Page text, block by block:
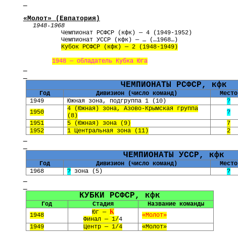
«Молот» ( Евпатория )
1948-1968
Чемпионат РСФСР (кфк) — 4 (1949-1952)
ЧемпионатУССР (кфк) — … (…1968…)
Кубок РСФСР (кфк) — 2 (1948-1949)
1948 — обладатель Кубка Юга
ЧЕМПИОНАТЫ РСФСР, кфк
Год Дивизион (число команд) Место
1949
Южная зона, подгруппа 1 (10) ?
1950
4 (Южная) зона, Азово-Крымская группа
(8)
?
1951
5 (Южная) зона (9) 7
1952
1 Центральная зона (11) 2
ЧЕМПИОНАТЫ УССР, кфк
Год Дивизион (число команд) Место
1968
? зона (5) ?
КУБКИ РСФСР, кфк
Год Стадия
Название команды
1948
Юг — К «Молот»
Финал — 1/4
1949
Центр — 1/4 «Молот»